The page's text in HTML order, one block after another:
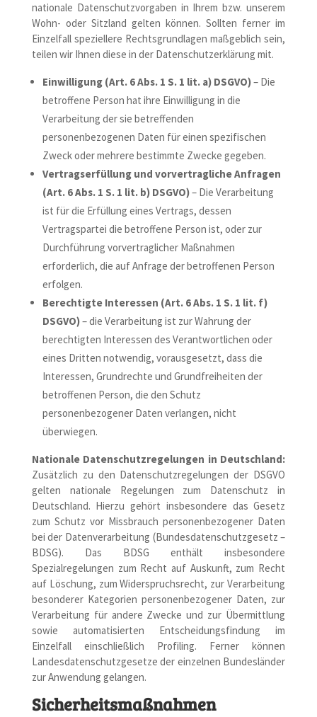
nationale Datenschutzvorgaben in Ihrem bzw. unserem
Wohn- oder Sitzland gelten können. Sollten ferner im
Einzelfall speziellere Rechtsgrundlagen maßgeblich sein,
teilen wir Ihnen diese in der Datenschutzerklärung mit.
Einwilligung (Art. 6 Abs. 1 S. 1 lit. a) DSGVO)– Die
betroffene Person hat ihre Einwilligung in die
Verarbeitung der sie betreffenden
personenbezogenen Daten für einen spezifischen
Zweck oder mehrere bestimmte Zwecke gegeben.
Vertragserfüllung und vorvertragliche Anfragen
(Art. 6 Abs. 1 S. 1 lit. b) DSGVO)– Die Verarbeitung
ist für die Erfüllung eines Vertrags, dessen
Vertragspartei die betroffene Person ist, oder zur
Durchführung vorvertraglicher Maßnahmen
erforderlich, die auf Anfrage der betroffenen Person
erfolgen.
Berechtigte Interessen (Art. 6 Abs. 1 S. 1 lit. f)
DSGVO)– die Verarbeitung ist zur Wahrung der
berechtigten Interessen des Verantwortlichen oder
eines Dritten notwendig, vorausgesetzt, dass die
Interessen, Grundrechte und Grundfreiheiten der
betroffenen Person, die den Schutz
personenbezogener Daten verlangen, nicht
überwiegen.
Nationale Datenschutzregelungen in Deutschland:
Zusätzlich zu den Datenschutzregelungen der DSGVO
gelten nationale Regelungen zum Datenschutz in
Deutschland. Hierzu gehört insbesondere das Gesetz
zum Schutz vor Missbrauch personenbezogener Daten
bei der Datenverarbeitung (Bundesdatenschutzgesetz –
BDSG). Das BDSG enthält insbesondere
Spezialregelungen zum Recht auf Auskunft, zum Recht
auf Löschung, zum Widerspruchsrecht, zur Verarbeitung
besonderer Kategorien personenbezogener Daten, zur
Verarbeitung für andere Zwecke und zur Übermittlung
sowie automatisierten Entscheidungsfindung im
Einzelfall einschließlich Profiling. Ferner können
Landesdatenschutzgesetze der einzelnen Bundesländer
zur Anwendung gelangen.
Sicherheitsmaßnahmen